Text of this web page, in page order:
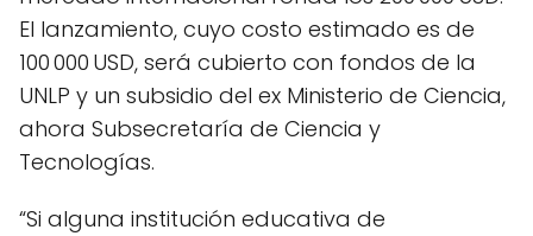
El lanzamiento, cuyo costo estimado es de
100 000 USD, será cubierto con fondos de la
UNLP y un subsidio del ex Ministerio de Ciencia,
ahora Subsecretaría de Ciencia y
Tecnologías.
“Si alguna institución educativa de